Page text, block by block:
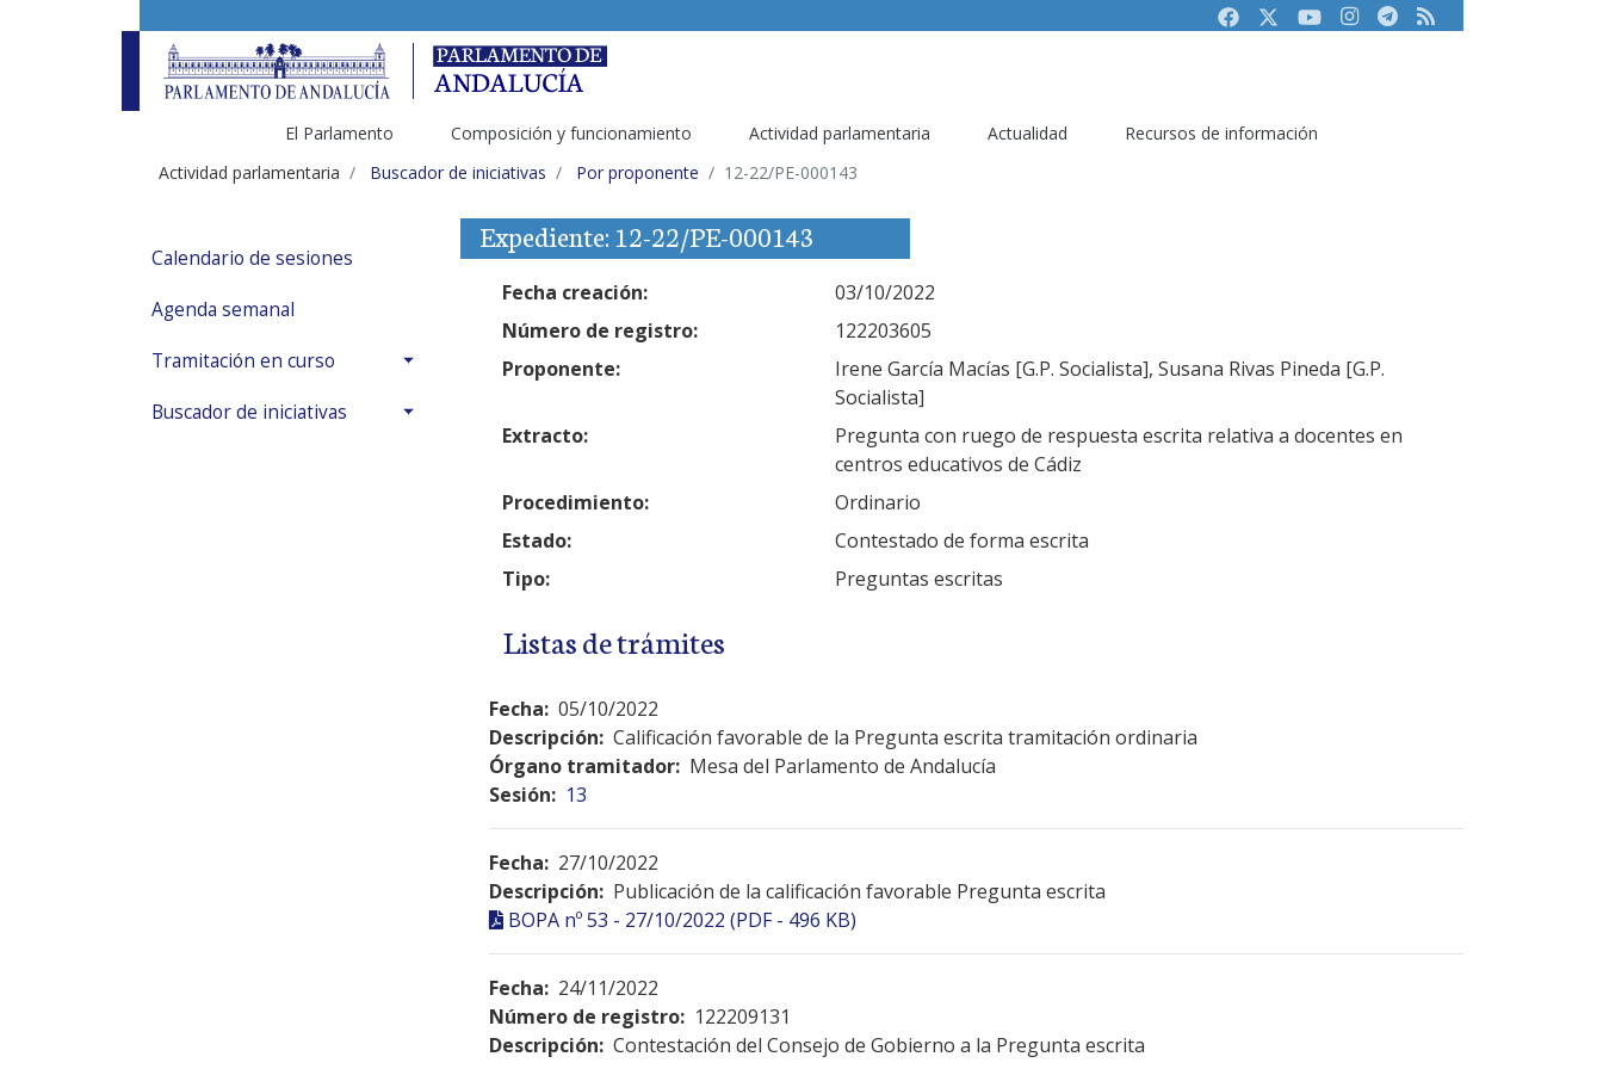
FacebookTwitterYoutubeInstagram
Telegram
RSS
El Parlamento Composición y funcionamiento Actividad parlamentaria Actualidad
Recursos de información
Actividad parlamentaria
Buscador de iniciativas Por proponente 12-22/PE-000143
Calendario de sesiones
Agenda semanal
Tramitación en curso
Buscador de iniciativas
Expediente: 12-22/PE-000143
Fecha creación:
03/10/2022
Número de registro:
122203605
Proponente:
Irene García Macías [G.P. Socialista], Susana Rivas Pineda [G.P.
Socialista]
Extracto:
Pregunta con ruego de respuesta escrita relativa a docentes en
centros educativos de Cádiz
Procedimiento:
Ordinario
Estado:
Contestado de forma escrita
Tipo:
Preguntas escritas
Listas de trámites
Fecha: 05/10/2022
Descripción: Calificación favorable de la Pregunta escrita tramitación ordinaria
Órgano tramitador: Mesa del Parlamento de Andalucía
Sesión: 13
Fecha: 27/10/2022
Descripción: Publicación de la calificación favorable Pregunta escrita
BOPA nº 53 - 27/10/2022 (PDF - 496 KB)
Fecha: 24/11/2022
Número de registro: 122209131
Descripción: Contestación del Consejo de Gobierno a la Pregunta escrita